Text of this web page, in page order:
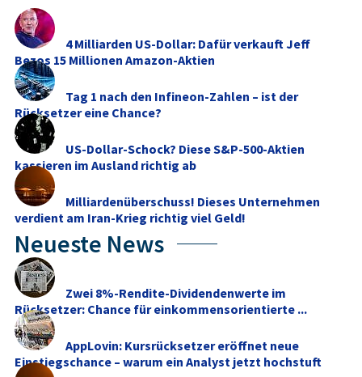
4 Milliarden US-Dollar: Dafür verkauft Jeff
Bezos 15 Millionen Amazon-Aktien
Tag 1 nach den Infineon-Zahlen – ist der
Rücksetzer eine Chance?
US-Dollar-Schock? Diese S&P-500-Aktien
kassieren im Ausland richtig ab
Milliardenüberschuss! Dieses Unternehmen
verdient am Iran-Krieg richtig viel Geld!
Neueste News
Zwei 8%-Rendite-Dividendenwerte im
Rücksetzer: Chance für einkommensorientierte ...
AppLovin: Kursrücksetzer eröffnet neue
Einstiegschance – warum ein Analyst jetzt hochstuft